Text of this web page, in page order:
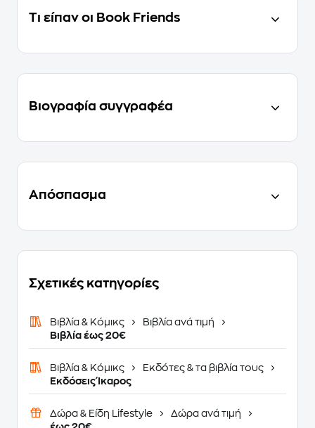
Τι είπαν οι Book Friends
Βιογραφία συγγραφέα
Απόσπασμα
Σχετικές κατηγορίες
Βιβλία & Κόμικς
Βιβλία ανά τιμή
Βιβλία έως 20€
Βιβλία & Κόμικς
Εκδότες & τα βιβλία τους
Εκδόσεις Ίκαρος
Δώρα & Είδη Lifestyle
Δώρα ανά τιμή